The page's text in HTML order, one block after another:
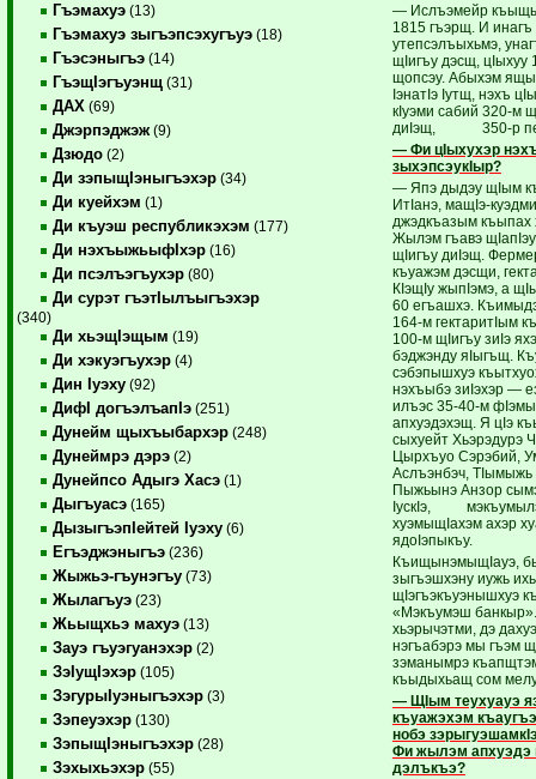
Гъэмахуэ (13)
Гъэмахуэ зыгъэпсэхугъуэ (18)
Гъэсэныгъэ (14)
ГъэщIэгъуэнщ (31)
ДАХ (69)
Джэрпэджэж (9)
Дзюдо (2)
Ди зэпыщIэныгъэхэр (34)
Ди куейхэм (1)
Ди къуэш республикэхэм (177)
Ди нэхъыжьыфIхэр (16)
Ди псэлъэгъухэр (80)
Ди сурэт гъэтIылъыгъэхэр
(340)
Ди хьэщIэщым (19)
Ди хэкуэгъухэр (4)
Дин Iуэху (92)
ДифI догъэлъапIэ (251)
Дунейм щыхъыбархэр (248)
Дунеймрэ дэрэ (2)
Дунейпсо Адыгэ Хасэ (1)
Дыгъуасэ (165)
ДызыгъэпIейтей Iуэху (6)
Егъэджэныгъэ (236)
Жыжьэ-гъунэгъу (73)
Жылагъуэ (23)
Жьыщхьэ махуэ (13)
Зауэ гъуэгуанэхэр (2)
ЗэIущIэхэр (105)
ЗэгурыIуэныгъэхэр (3)
Зэпеуэхэр (130)
ЗэпыщIэныгъэхэр (28)
Зэхыхьэхэр (55)
— Ислъэмейр
1815 гъэрщ. И
утепсэлъыхьмэ,
щIигъу дэсщ, цIыхуу
щопсэу. Абыхэм
IэнатIэ Iутщ, нэхъ
кIуэми сабий 320-м
диIэщ, 350-р
— Фи цIыхухэр
зыхэп­сэу­кIыр?
— Япэ дыдэу щIым
ИтIа­нэ, мащIэ-
джэдкъазым
Жылэм гъавэ щIапIэу
щIигъу диIэщ.
къуажэм дэсщи,
КIэщIу жыпIэмэ, а
60 егъашхэ.
164-м гектаритIым
100-м щIигъу зиIэ
бэджэнду яIыгъщ.
сэбэпышхуэ
нэхъыбэ зиIэхэр —
илъэс 35-40-м
апхуэдэхэщ. Я цIэ
сыхуейт Хьэрэдурэ
Цырхъуо Сэрэбий,
Аслъэнбэч, ТIымыжь
Пыжьынэ Анзор
IускIэ,
хуэмыщIахэм ахэр
ядоIэпыкъу.
КъищынэмыщIауэ,
зыгъэшхэну иужь
щIэгъэкъуэнышхуэ
«Мэкъумэш
хьэрычэтми, дэ
нэгъабэрэ мы гъэм
зэманымрэ
къыдыхьащ сом
— ЩIым теухуауэ
къуажэхэм
нобэ
Фи жылэм апхуэдэ
дэлъкъэ?